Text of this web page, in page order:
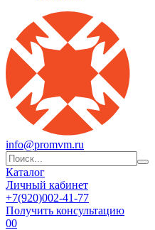
info@promvm.ru
Каталог
Личный кабинет
+7(920)002-41-77
Получить консультацию
00